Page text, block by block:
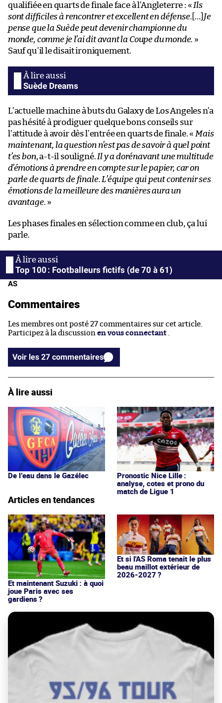
qualifiée en quarts de finale face à l’Angleterre : « Ils
sont difficiles à rencontrer et excellent en défense. […] Je
pense que la Suède peut devenir championne du
monde, comme je l’ai dit avant la Coupe du monde. »
Sauf qu’il le disait ironiquement.
Suède Dreams
L’actuelle machine à buts du Galaxy de Los Angeles n’a
pas hésité à prodiguer quelque bons conseils sur
l’attitude à avoir dès l’entrée en quarts de finale. « Mais
maintenant, la question n’est pas de savoir à quel point
t’es bon, a-t-il souligné. Il y a dorénavant une multitude
d’émotions à prendre en compte sur le papier, car on
parle de quarts de finale. L’équipe qui peut contenir ses
émotions de la meilleure des manières aura un
avantage. »
Les phases finales en sélection comme en club, ça lui
parle.
Top 100 : Footballeurs fictifs (de 70 à 61)
AS
Commentaires
Les membres ont posté 27 commentaires sur cet article.
Participez à la discussion en vous connectant
Voir les 27 commentaires
À lire aussi
De l’eau dans le Gazélec
Pronostic Nice Lille :
analyse, cotes et prono du
match de Ligue 1
Articles en tendances
Et maintenant Suzuki : à quoi
joue Paris avec ses
gardiens ?
Et si l'AS Roma tenait le plus
beau maillot extérieur de
2026-2027 ?